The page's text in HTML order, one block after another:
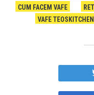
CUM FACEM VAFE
VAFE TEOSKITCHEN